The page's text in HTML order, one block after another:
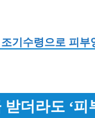
기수령으로 피부
받더라도 ‘피